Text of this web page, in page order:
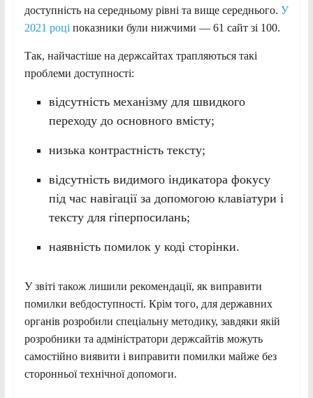
доступність на середньому рівні та вище середнього. У
2021 році показники були нижчими — 61 сайт зі 100.
Так, найчастіше на держсайтах трапляються такі
проблеми доступності:
відсутність механізму для швидкого
переходу до основного вмісту;
низька контрастність тексту;
відсутність видимого індикатора фокусу
під час навігації за допомогою клавіатури і
тексту для гіперпосилань;
наявність помилок у коді сторінки.
У звіті також лишили рекомендації, як виправити
помилки вебдоступності. Крім того, для державних
органів розробили спеціальну методику, завдяки якій
розробники та адміністратори держсайтів можуть
самостійно виявити і виправити помилки майже без
сторонньої технічної допомоги.